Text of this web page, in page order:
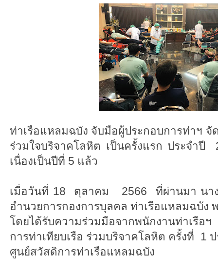
ท่าเรือแหลมฉบัง จับมือผู้ประกอบการท่าฯ จั
ร่วมใจบริจาคโลหิต เป็นครั้งแรก ประจำปี
เนื่องเป็นปีที่ 5 แล้ว
เมื่อวันที่ 18 ตุลาคม 2566 ที่ผ่านมา นา
อำนวยการกองการบุลคล ท่าเรือแหลมฉบัง
โดยได้รับความร่วมมือจากพนักงานท่าเรือ
การท่าเทียบเรือ ร่วมบริจาคโลหิต ครั้งที่ 1
ศูนย์สวัสดิการท่าเรือแหลมฉบัง